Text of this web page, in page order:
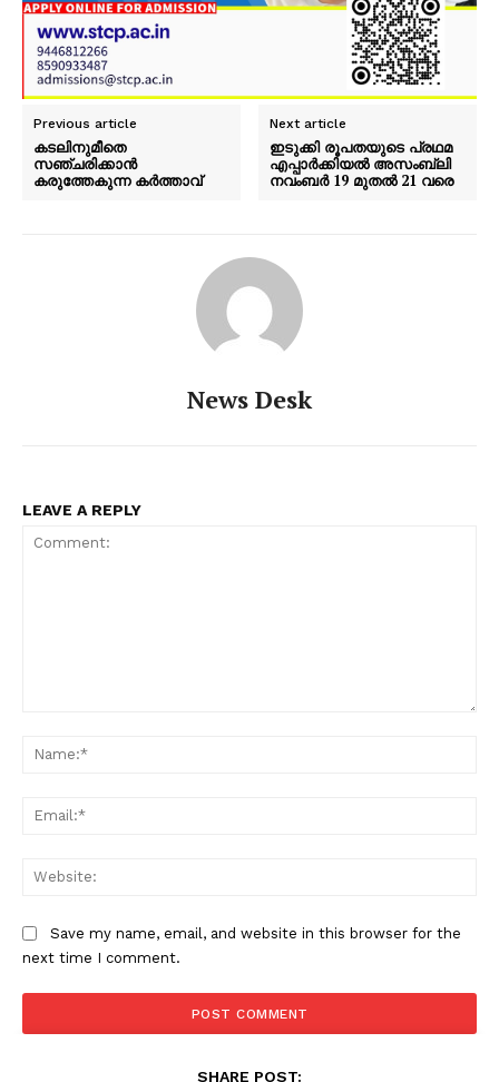
Previous article
കടലിനുമീതെ
സഞ്ചരിക്കാൻ
കരുത്തേകുന്ന കർത്താവ്
Next article
ഇടുക്കി രൂപതയുടെ പ്രഥമ
എപ്പാർക്കിയൽ അസംബ്ലി
നവംബർ 19 മുതൽ 21 വരെ
News Desk
LEAVE A REPLY
Save my name, email, and website in this browser for the
next time I comment.
SHARE POST: